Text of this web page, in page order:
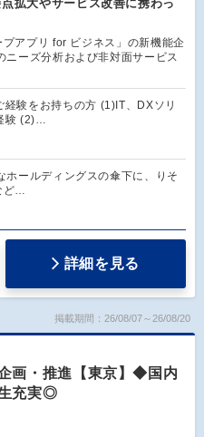
拡大やサービス改善に携わっ
プアプリ for ビジネス」の新機能企
ニーズ分析および非対面サービス
験をお持ちの方 (1)IT、DXソリ
験 (2)…
ホールディングスの傘下に、りそ
ど…
詳細を見る
掲載期間：26/08/07～26/08/20
画・推進【東京】◆国内
充実◎